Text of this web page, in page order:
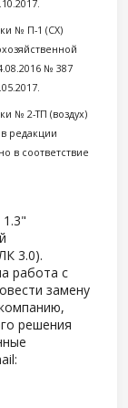
№ П-1 (СХ)
№ 387
№ 2-ТП (воздух)
редакции
в соответствие
3.0).
работа с
замену
решения